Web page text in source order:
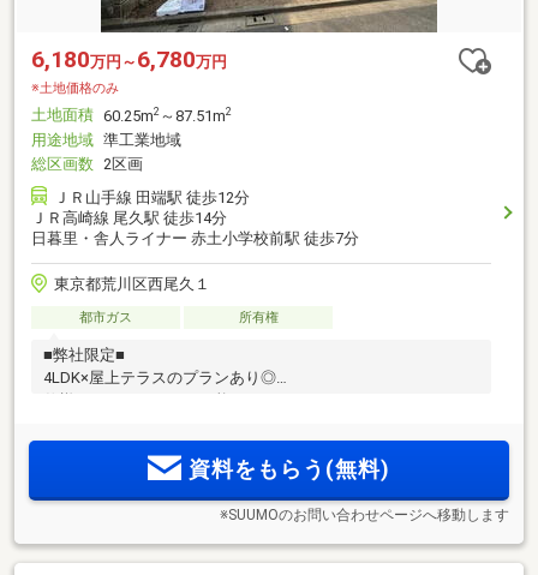
6,180万円～ 6,780万円
※土地価格のみ
土地面積 60.25m2 ～87.51m2
用途地域 準工業地域
総区画数 2区画
ＪＲ山手線 田端駅 徒歩12分
ＪＲ高崎線 尾久駅 徒歩14分
日暮里・舎人ライナー 赤土小学校前駅 徒歩7分
東京都荒川区西尾久１
都市ガス 所有権
■弊社限定■
4LDK×屋上テラスのプランあり◎
仕様のカラーセレクト可能
資料をもらう(無料)
※SUUMOのお問い合わせページへ移動します